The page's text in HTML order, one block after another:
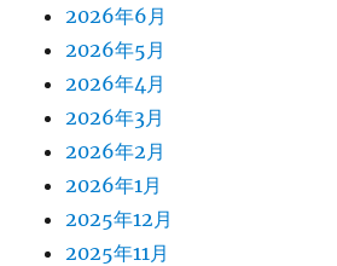
2026年6月
2026年5月
2026年4月
2026年3月
2026年2月
2026年1月
2025年12月
2025年11月